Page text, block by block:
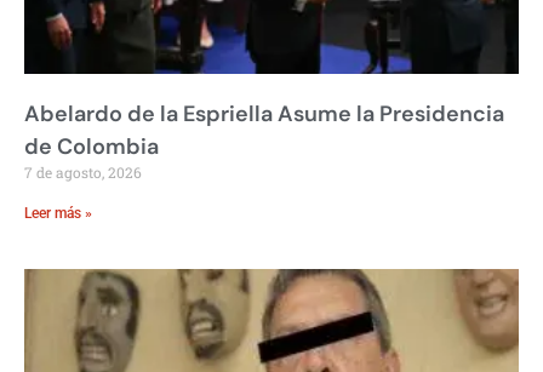
Abelardo de la Espriella Asume la Presidencia
de Colombia
7 de agosto, 2026
Leer más »